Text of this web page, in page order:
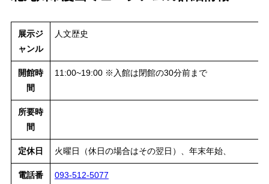
展示ジ
ャンル
人文歴史
開館時
間
11:00~19:00 ※入館は閉館の30分前まで
所要時
間
定休日 火曜日（休日の場合はその翌日）、年末年始、
電話番
093-512-5077